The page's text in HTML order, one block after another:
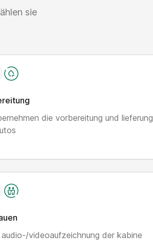
sie
die vorbereitung und lieferung
audio-/videoaufzeichnung der kabine